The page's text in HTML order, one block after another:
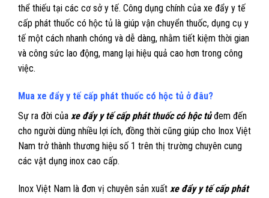
thể thiếu tại các cơ sở y tế. Công dụng chính của xe đẩy y tế
cấp phát thuốc có hộc tủ là giúp vận chuyển thuốc, dụng cụ y
tế một cách nhanh chóng và dễ dàng, nhằm tiết kiệm thời gian
và công sức lao động, mang lại hiệu quả cao hơn trong công
việc.
Mua xe đẩy y tế cấp phát thuốc có hộc tủ ở đâu?
Sự ra đời của xe đẩy y tế cấp phát thuốc có hộc tủđem đến
cho người dùng nhiều lợi ích, đồng thời cũng giúp cho Inox Việt
Nam trở thành thương hiệu số 1 trên thị trường chuyên cung
các vật dụng inox cao cấp.
Inox Việt Nam là đơn vị chuyên sản xuất xe đẩy y tế cấp phát